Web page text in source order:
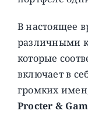
В настоящее
различными
которые
включает в
громких
Procter &